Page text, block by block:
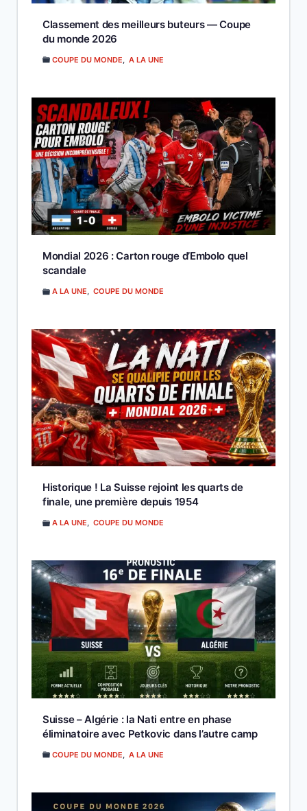
Classement des meilleurs buteurs — Coupe
du monde 2026
COUPE DU MONDE, A LA UNE
Mondial 2026 : Carton rouge d’Embolo quel
scandale
A LA UNE, COUPE DU MONDE
Historique ! La Suisse rejoint les quarts de
finale, une première depuis 1954
A LA UNE, COUPE DU MONDE
Suisse – Algérie : la Nati entre en phase
éliminatoire avec Petkovic dans l’autre camp
COUPE DU MONDE A LA UNE